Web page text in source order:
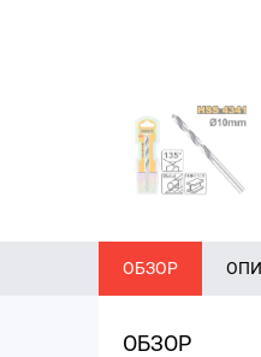
ОБЗОР
ОБЗОР